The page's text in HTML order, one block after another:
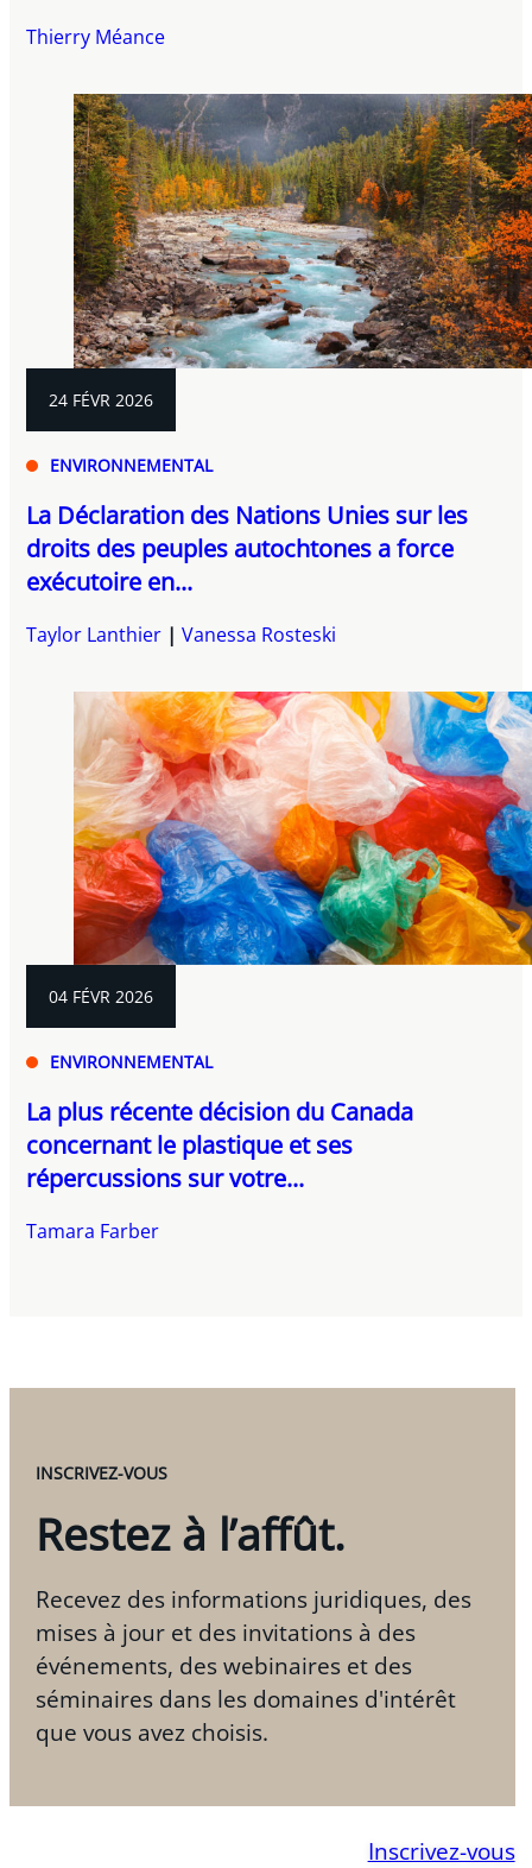
Thierry Méance
24 FÉVR 2026
ENVIRONNEMENTAL
La Déclaration des Nations Unies sur les
droits des peuples autochtones a force
exécutoire en...
Taylor Lanthier Vanessa Rosteski
04 FÉVR 2026
ENVIRONNEMENTAL
La plus récente décision du Canada
concernant le plastique et ses
répercussions sur votre...
Tamara Farber
INSCRIVEZ-VOUS
Restez à l’affût.
Recevez des informations juridiques, des
mises à jour et des invitations à des
événements, des webinaires et des
séminaires dans les domaines d'intérêt
que vous avez choisis.
Inscrivez-vous